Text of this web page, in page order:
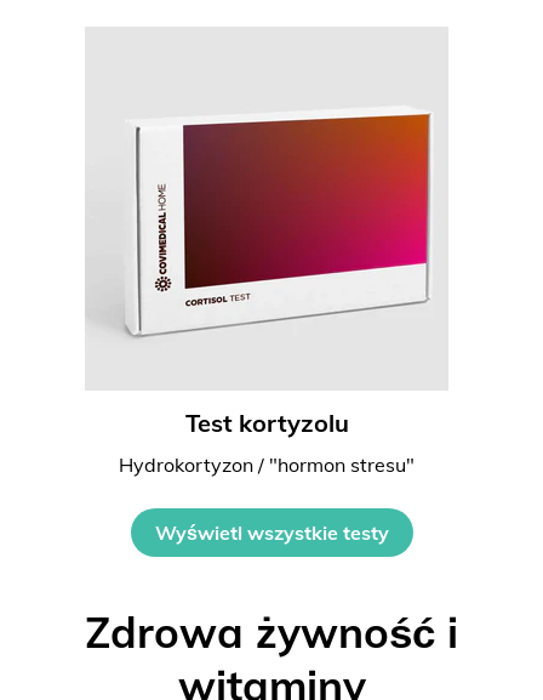
Test kortyzolu
Hydrokortyzon / "hormon stresu"
Wyświetl wszystkie testy
Zdrowa żywność i
witaminy